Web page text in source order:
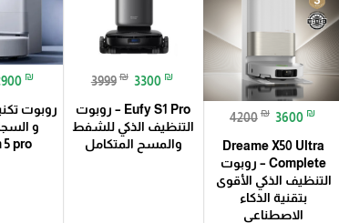
4200 ₪ 3600 ₪
Dreame X50 Ultra
Complete – روبوت
التنظيف الذكي الأقوى
بتقنية الذكاء
الاصطناعي
3999 ₪ 3300 ₪
Eufy S1 Pro – روبوت
التنظيف الذكي للشفط
والمسح المتكامل
₪
روبوت
5 pro